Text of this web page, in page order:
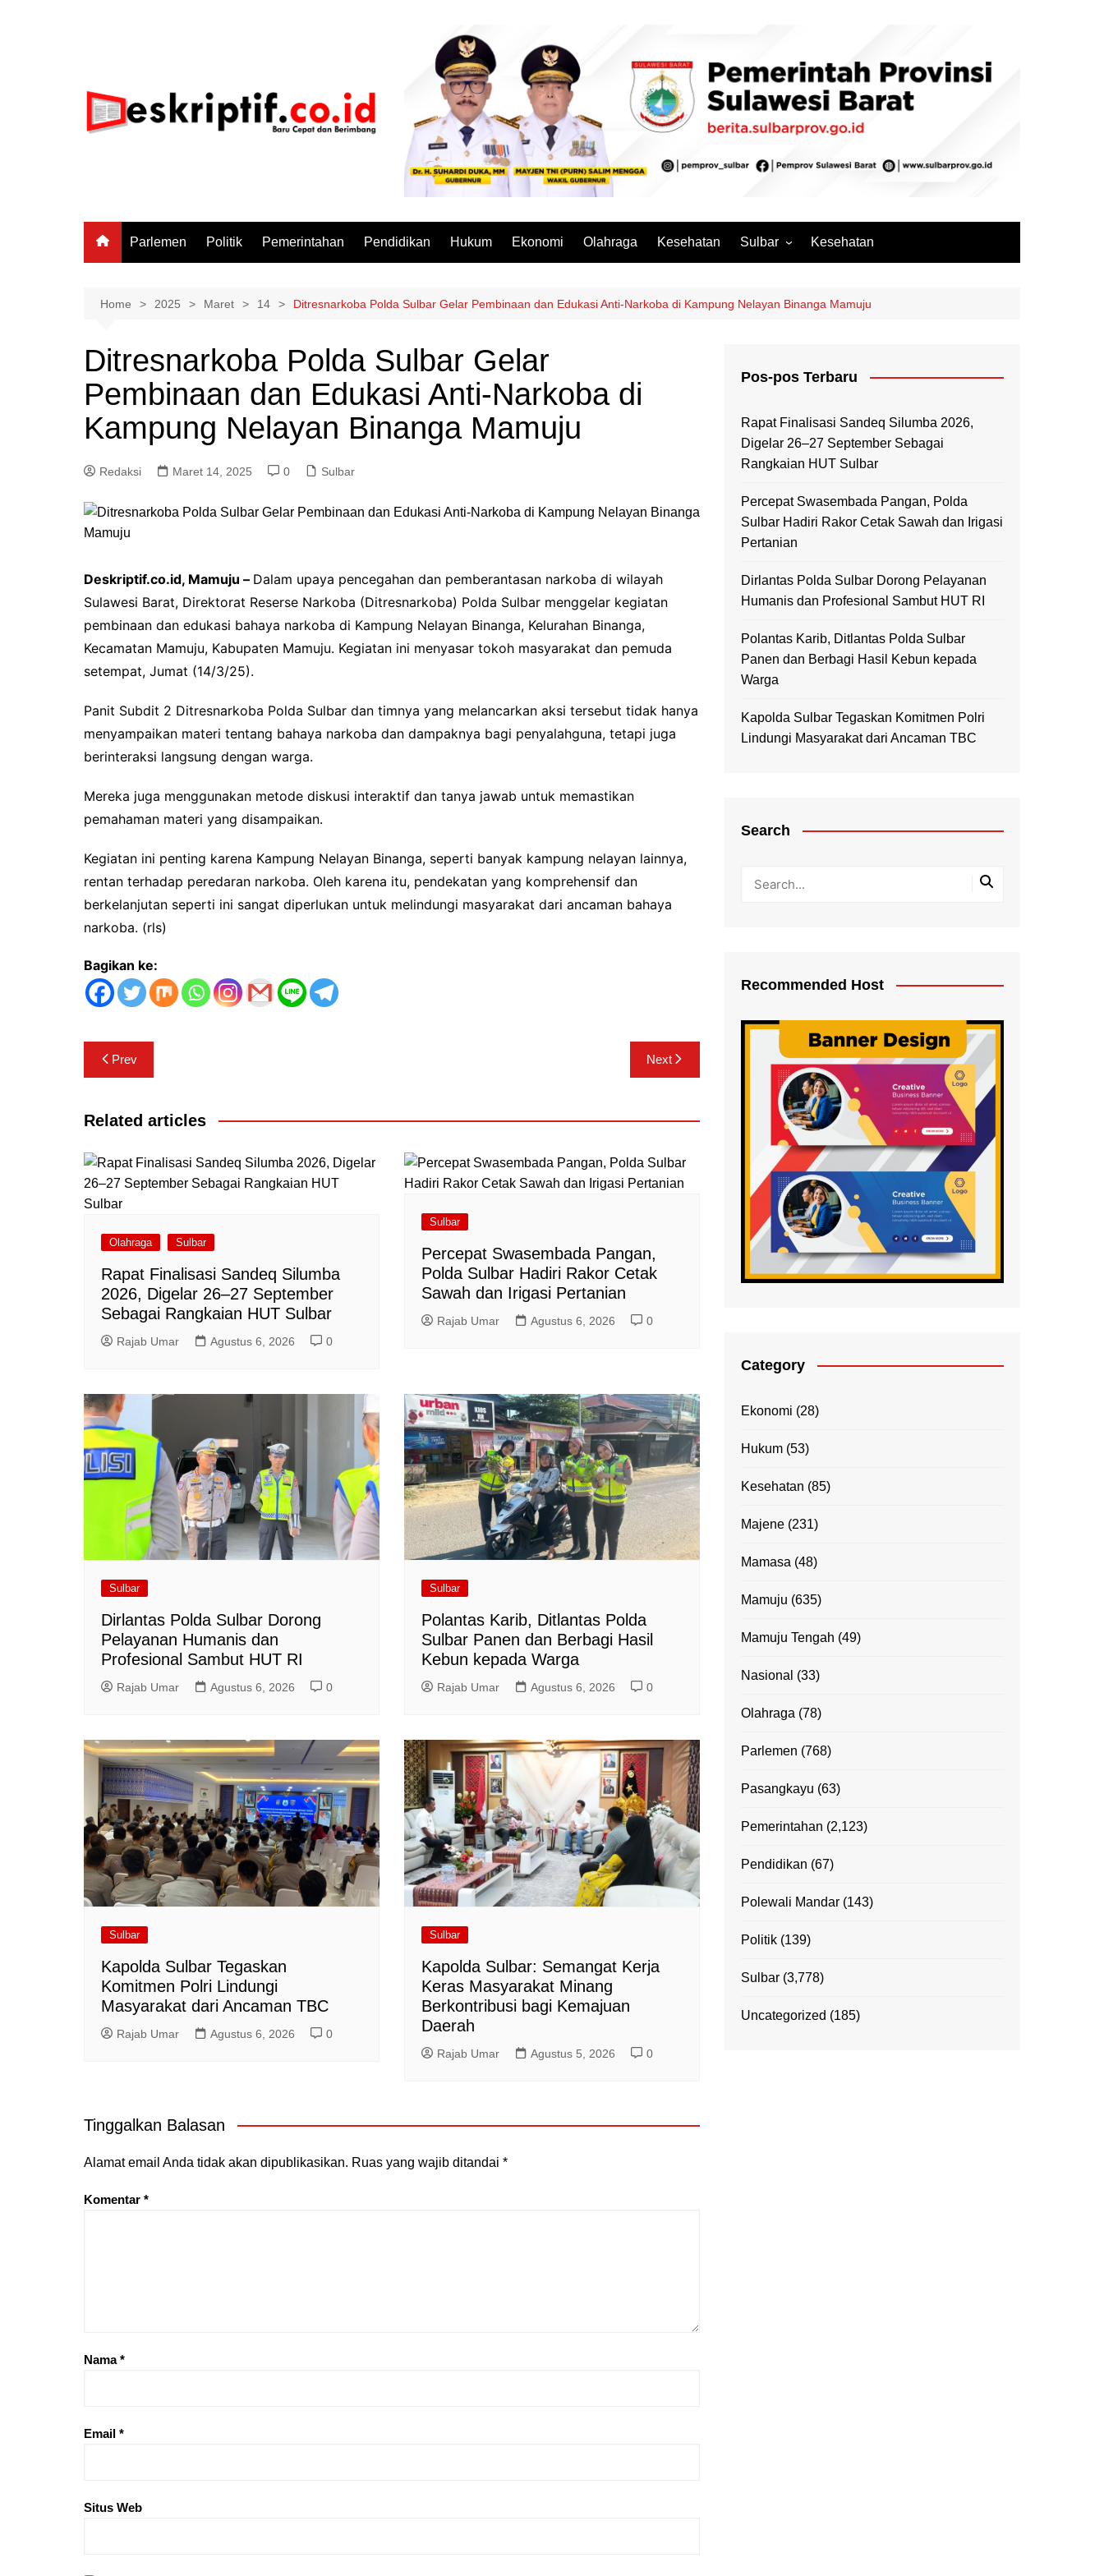
Parlemen Politik Pemerintahan Pendidikan Hukum Ekonomi Olahraga Kesehatan Sulbar
Mamuju Tengah
Mamasa
Kesehatan
Home 2025 Maret 14 Ditresnarkoba Polda Sulbar Gelar Pembinaan dan Edukasi Anti-Narkoba di Kampung Nelayan Binanga Mamuju
Ditresnarkoba Polda Sulbar Gelar
Pembinaan dan Edukasi Anti-Narkoba di
Kampung Nelayan Binanga Mamuju
Redaksi Maret 14, 2025 0 Sulbar
Deskriptif.co.id, Mamuju – Dalam upaya pencegahan dan pemberantasan narkoba di wilayah
Sulawesi Barat, Direktorat Reserse Narkoba (Ditresnarkoba) Polda Sulbar menggelar kegiatan
pembinaan dan edukasi bahaya narkoba di Kampung Nelayan Binanga, Kelurahan Binanga,
Kecamatan Mamuju, Kabupaten Mamuju. Kegiatan ini menyasar tokoh masyarakat dan pemuda
setempat, Jumat (14/3/25).
Panit Subdit 2 Ditresnarkoba Polda Sulbar dan timnya yang melancarkan aksi tersebut tidak hanya
menyampaikan materi tentang bahaya narkoba dan dampaknya bagi penyalahguna, tetapi juga
berinteraksi langsung dengan warga.
Mereka juga menggunakan metode diskusi interaktif dan tanya jawab untuk memastikan
pemahaman materi yang disampaikan.
Kegiatan ini penting karena Kampung Nelayan Binanga, seperti banyak kampung nelayan lainnya,
rentan terhadap peredaran narkoba. Oleh karena itu, pendekatan yang komprehensif dan
berkelanjutan seperti ini sangat diperlukan untuk melindungi masyarakat dari ancaman bahaya
narkoba. (rls)
Bagikan ke:
Navigasi
pos
Prev Next
Related articles
Olahraga Sulbar
Rapat Finalisasi Sandeq Silumba
2026, Digelar 26–27 September
Sebagai Rangkaian HUT Sulbar
Rajab Umar Agustus 6, 2026 0
Sulbar
Percepat Swasembada Pangan,
Polda Sulbar Hadiri Rakor Cetak
Sawah dan Irigasi Pertanian
Rajab Umar Agustus 6, 2026 0
Sulbar
Dirlantas Polda Sulbar Dorong
Pelayanan Humanis dan
Profesional Sambut HUT RI
Rajab Umar Agustus 6, 2026 0
Sulbar
Polantas Karib, Ditlantas Polda
Sulbar Panen dan Berbagi Hasil
Kebun kepada Warga
Rajab Umar Agustus 6, 2026 0
Sulbar
Kapolda Sulbar Tegaskan
Komitmen Polri Lindungi
Masyarakat dari Ancaman TBC
Rajab Umar Agustus 6, 2026 0
Sulbar
Kapolda Sulbar: Semangat Kerja
Keras Masyarakat Minang
Berkontribusi bagi Kemajuan
Daerah
Rajab Umar Agustus 5, 2026 0
Tinggalkan Balasan
Alamat email Anda tidak akan dipublikasikan. Ruas yang wajib ditandai *
Komentar *
Nama*
Email *
Situs Web
Pos-pos Terbaru
Rapat Finalisasi Sandeq Silumba 2026,
Digelar 26–27 September Sebagai
Rangkaian HUT Sulbar
Percepat Swasembada Pangan, Polda
Sulbar Hadiri Rakor Cetak Sawah dan Irigasi
Pertanian
Dirlantas Polda Sulbar Dorong Pelayanan
Humanis dan Profesional Sambut HUT RI
Polantas Karib, Ditlantas Polda Sulbar
Panen dan Berbagi Hasil Kebun kepada
Warga
Kapolda Sulbar Tegaskan Komitmen Polri
Lindungi Masyarakat dari Ancaman TBC
Search
Recommended Host
Category
Ekonomi (28)
Hukum (53)
Kesehatan (85)
Majene (231)
Mamasa (48)
Mamuju (635)
Mamuju Tengah (49)
Nasional (33)
Olahraga (78)
Parlemen (768)
Pasangkayu (63)
Pemerintahan (2,123)
Pendidikan (67)
Polewali Mandar (143)
Politik (139)
Sulbar (3,778)
Uncategorized (185)